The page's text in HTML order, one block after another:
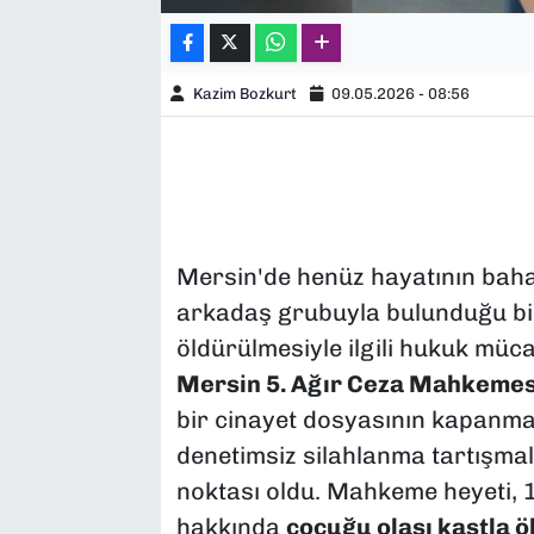
Kazim Bozkurt 09.05.2026 - 08:56
Mersin'de henüz hayatının
arkadaş grubuyla bulunduğu
öldürülmesiyle ilgili hukuk
Mersin 5. Ağır Ceza
bir cinayet dosyasının
denetimsiz silahlanma
noktası oldu. Mahkeme heyeti,
hakkında çocuğu olası kastla